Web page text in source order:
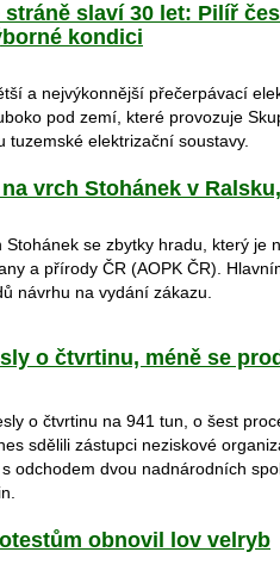
slaví 30 let: Pilíř
kondici
a nejvýkonnější přečerpávací
pod zemí, které provozuje
elektrizační soustavy.
vrch Stohánek v
se zbytky hradu, který je
a přírody ČR (AOPK ČR).
návrhu na vydání zákazu.
o čtvrtinu, méně se
o čtvrtinu na 941 tun, o šest
sdělili zástupci neziskové
odchodem dvou nadnárodních
obnovil lov velryb